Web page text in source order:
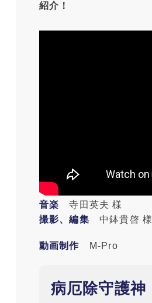
紹介！
音楽 寺田英夫 様
撮影、編集 中鉢貴啓 様
動画制作 M-Pro
病厄除守護